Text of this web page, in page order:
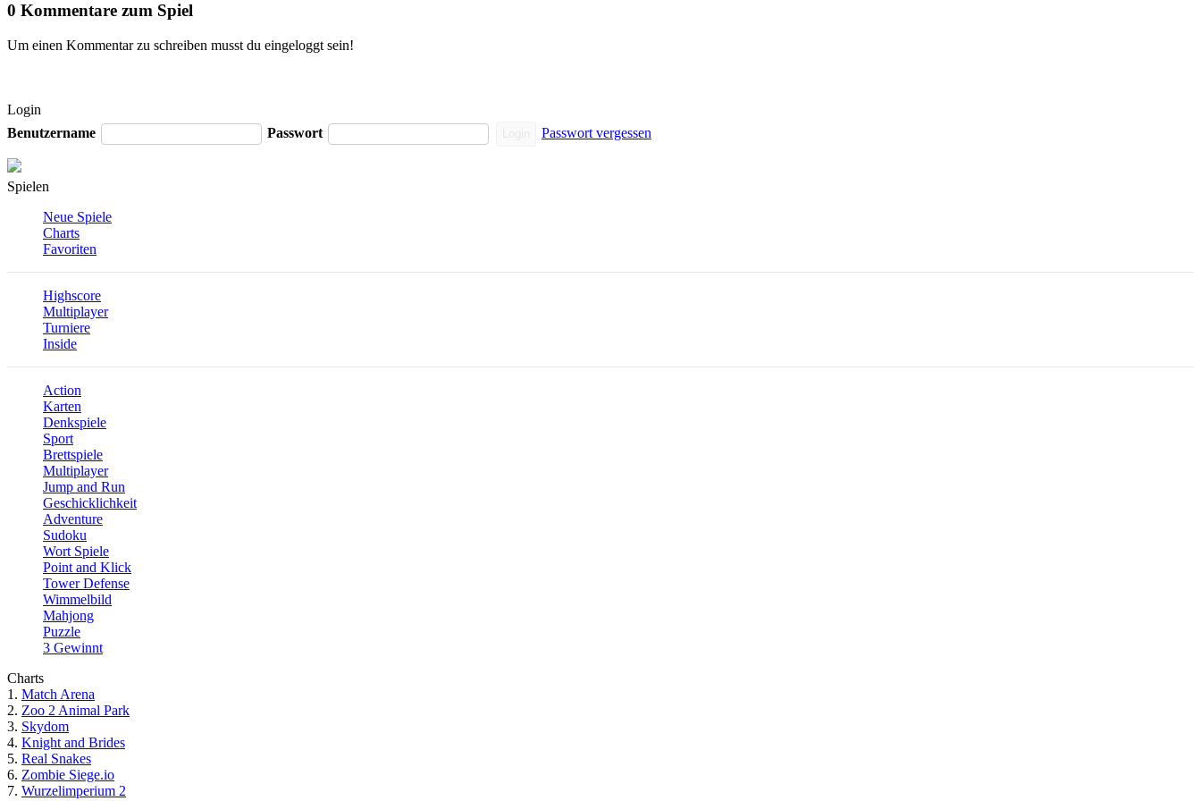
0 Kommentare zum Spiel
Um einen Kommentar zu schreiben musst du eingeloggt sein!
Login
Benutzername
Passwort Passwort vergessen
Spielen
Neue Spiele
Charts
Favoriten
Highscore
Multiplayer
Turniere
Inside
Action
Karten
Denkspiele
Sport
Brettspiele
Multiplayer
Jump and Run
Geschicklichkeit
Adventure
Sudoku
Wort Spiele
Point and Klick
Tower Defense
Wimmelbild
Mahjong
Puzzle
3 Gewinnt
Charts
1. Match Arena
2. Zoo 2 Animal Park
3. Skydom
4. Knight and Brides
5. Real Snakes
6. Zombie Siege.io
7. Wurzelimperium 2